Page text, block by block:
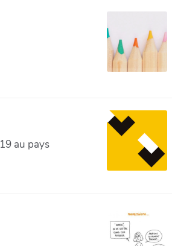
au pays